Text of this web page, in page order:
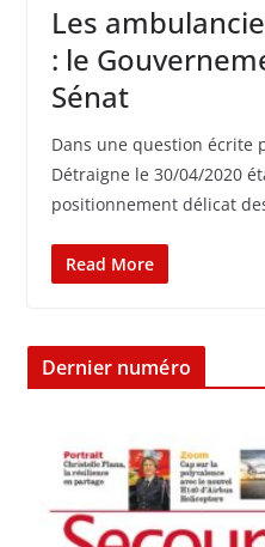
Les
: le
Sénat
Dans une question écrite
Détraigne le 30/04/2020
positionnement délicat
Read More
Dernier numéro